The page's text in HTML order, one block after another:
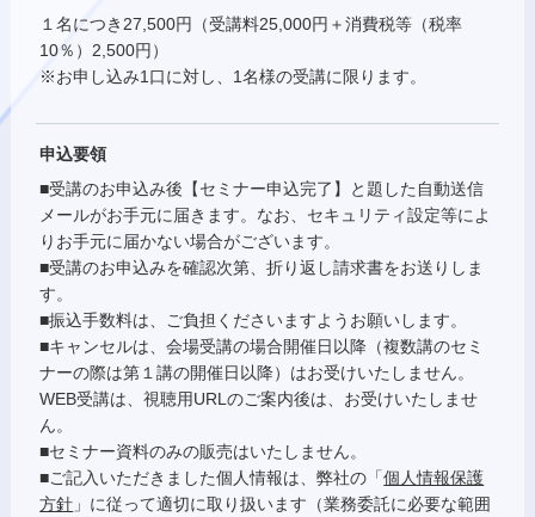
１名につき27,500円（受講料25,000円＋消費税等（税率
10％）2,500円）
※お申し込み1口に対し、1名様の受講に限ります。
申込要領
■受講のお申込み後【セミナー申込完了】と題した自動送信
メールがお手元に届きます。なお、セキュリティ設定等によ
りお手元に届かない場合がございます。
■受講のお申込みを確認次第、折り返し請求書をお送りしま
す。
■振込手数料は、ご負担くださいますようお願いします。
■キャンセルは、会場受講の場合開催日以降（複数講のセミ
ナーの際は第１講の開催日以降）はお受けいたしません。
WEB受講は、視聴用URLのご案内後は、お受けいたしませ
ん。
■セミナー資料のみの販売はいたしません。
■ご記入いただきました個人情報は、弊社の「個人情報保護
方針 」に従って適切に取り扱います（業務委託に必要な範囲